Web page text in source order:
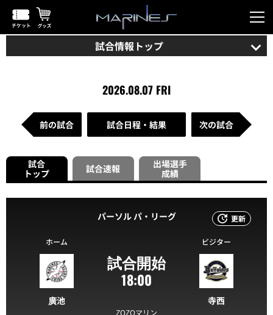
試合情報トップ
2026.08.07 FRI
前の試合 試合日程・結果 次の試合
試合
トップ
試合速報
出場選手
成績
更新
パーソル パ・リーグ
ホーム
試合開始
18:00
ビジター
廣池 寺西
ZOZOマリン